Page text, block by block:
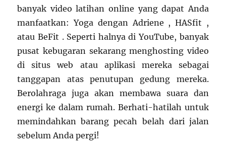
banyak video latihan online yang dapat Anda
manfaatkan: Yoga dengan Adriene , HASfit ,
atau BeFit . Seperti halnya di YouTube, banyak
pusat kebugaran sekarang menghosting video
di situs web atau aplikasi mereka sebagai
tanggapan atas penutupan gedung mereka.
Berolahraga juga akan membawa suara dan
energi ke dalam rumah. Berhati-hatilah untuk
memindahkan barang pecah belah dari jalan
sebelum Anda pergi!